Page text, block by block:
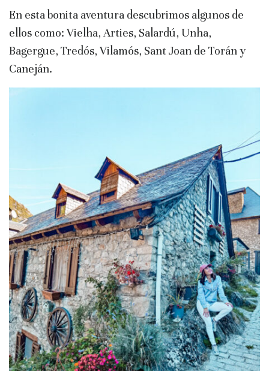
En esta bonita aventura descubrimos algunos de
ellos como: Vielha, Arties, Salardú, Unha,
Bagergue, Tredós, Vilamós, Sant Joan de Torán y
Caneján.